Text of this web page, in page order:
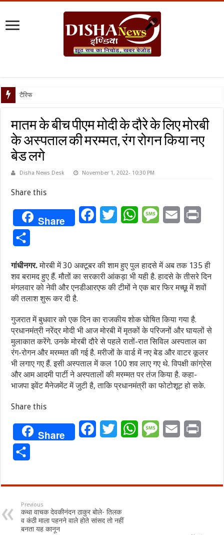
टैरिफ वॉर पर पिघली
मातम के बीच पीएम मोदी के दौरे के लिए मोरबी
के अस्पताल की मरम्मत, रंग रोगन किया नए
बेड लगे
Disha News Desk November 1, 2022- 10:30 PM
Share this
Share FacebookTwitterWhatsAppMessageEmail
गांधीनगर.मोरबी में 30 अक्टूबर की शाम हुए पुल हादसे में अब तक 135 ही
शव बरामद हुए हैं. मौतों का सरकारी आंकड़ा भी यही है. हादसे के तीसरे दिन
मंगलवार को नेवी और एनडीआरएफ की टीमों ने एक बार फिर मच्छू में शवों
की तलाश शुरू कर दी है.
गुजरात में बुधवार को एक दिन का राजकीय शोक घोषित किया गया है.
प्रधानमंत्री नरेंद्र मोदी भी आज मोरबी में मृतकों के परिजनों और घायलों से
मुलाकात करेंगे. उनके मोरबी दौरे से पहले रातों-रात सिविल अस्पताल का
रंग-रोगन और मरम्मत की गई है. मरीजों के वार्ड में नए बेड और वाटर कूलर
भी लगाए गए हैं. इसी अस्पताल में कल 100 शव लाए गए थे. विपक्षी कांग्रेस
और आम आदमी पार्टी ने अस्पतालों की मरम्मत पर तंज किया है. कहा-
भाजपा इवेंट मैनेजमेंट में जुटी है, ताकि प्रधानमंत्री का फोटोशूट हो सके.
Share this
Share FacebookTwitterWhatsAppMessageEmail
Previous
कथा वाचक देवकीनंदन ठाकुर बोले- तिलक
व कंठी माला पहनने वाले होते सांसद तो नहीं
बनता यह कानून